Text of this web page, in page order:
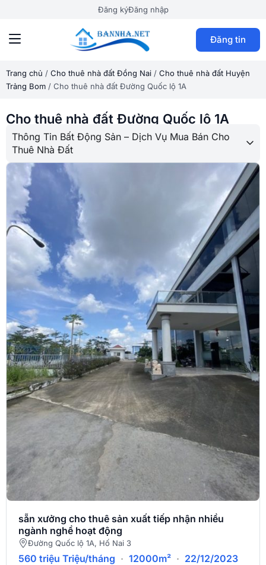
Đăng kýĐăng nhập
Đăng tin
Trang chủ / Cho thuê nhà đất Đồng Nai / Cho thuê nhà đất Huyện
Trảng Bom / Cho thuê nhà đất Đường Quốc lộ 1A
Cho thuê nhà đất Đường Quốc lộ 1A
Thông Tin Bất Động Sản – Dịch Vụ Mua Bán Cho
Thuê Nhà Đất
sẵn xưởng cho thuê sản xuất tiếp nhận nhiều
ngành nghề hoạt động
Đường Quốc lộ 1A, Hố Nai 3
560 triệu Triệu/tháng · 12000m² · 22/12/2023